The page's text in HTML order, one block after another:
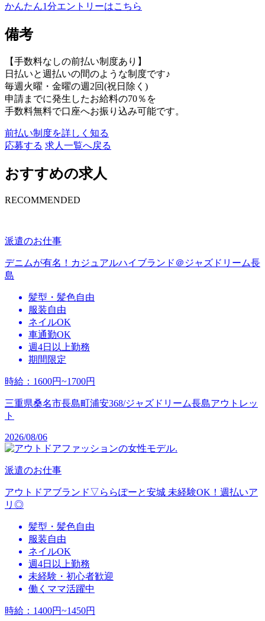
かんたん1分エントリーはこちら
備考
【手数料なしの前払い制度あり】
日払いと週払いの間のような制度です♪
毎週火曜・金曜の週2回(祝日除く)
申請までに発生したお給料の70％を
手数料無料で口座へお振り込み可能です。
前払い制度を詳しく知る
応募する 求人一覧へ戻る
おすすめの求人
RECOMMENDED
派遣のお仕事
デニムが有名！カジュアルハイブランド＠ジャズドリーム長
島
髪型・髪色自由
服装自由
ネイルOK
車通勤OK
週4日以上勤務
期間限定
時給 ： 1600円~1700円
三重県桑名市長島町浦安368/ジャズドリーム長島アウトレッ
ト
2026/08/06
派遣のお仕事
アウトドアブランド▽ららぽーと安城 未経験OK！週払いア
リ◎
髪型・髪色自由
服装自由
ネイルOK
週4日以上勤務
未経験・初心者歓迎
働くママ活躍中
時給 ： 1400円~1450円